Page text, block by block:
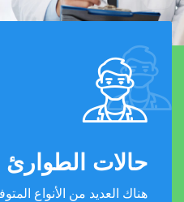
حالات الطوارئ
هناك العديد من الأنواع